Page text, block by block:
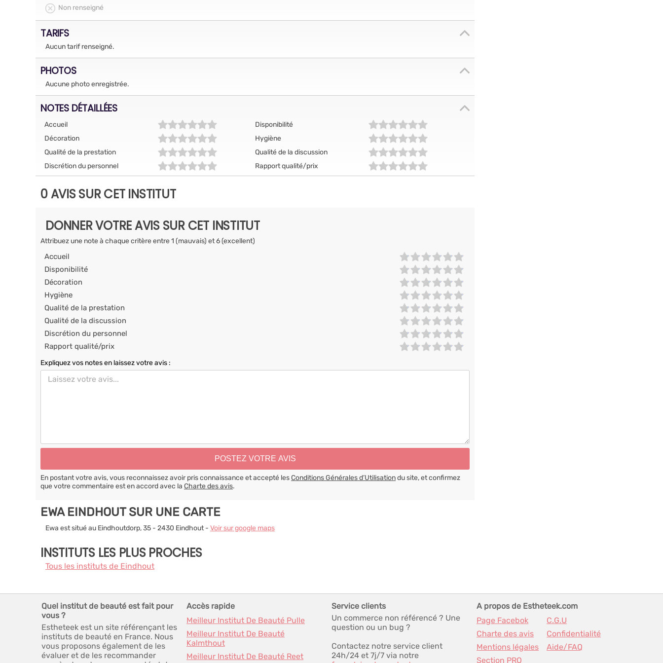
Non renseigné
TARIFS
Aucun tarif renseigné.
PHOTOS
Aucune photo enregistrée.
NOTES DÉTAILLÉES
Accueil
Disponibilité
Décoration
Hygiène
Qualité de la prestation
Qualité de la discussion
Discrétion du personnel
Rapport qualité/prix
0 AVIS SUR CET INSTITUT
DONNER VOTRE AVIS SUR CET INSTITUT
Attribuez une note à chaque critère entre 1 (mauvais) et 6 (excellent)
Accueil
Disponibilité
Décoration
Hygiène
Qualité de la prestation
Qualité de la discussion
Discrétion du personnel
Rapport qualité/prix
Expliquez vos notes en laissez votre avis :
En postant votre avis, vous reconnaissez avoir pris connaissance et accepté lesConditions Générales d’Utilisationdu site, et confirmez
que votre commentaire est en accord avec la Charte des avis.
EWA EINDHOUT SUR UNE CARTE
Ewa est situé au Eindhoutdorp, 35 - 2430 Eindhout - Voir sur google maps
INSTITUTS LES PLUS PROCHES
Tous les instituts de Eindhout
Quel institut de beauté est fait pour
vous ?
Estheteek est un site référençant les
instituts de beauté en France. Nous
vous proposons également de les
évaluer et de les recommander
Accès rapide
Meilleur Institut De Beauté Pulle
Meilleur Institut De Beauté
Kalmthout
Meilleur Institut De Beauté Reet
Service clients
Un commerce non référencé ? Une
question ou un bug ?
Contactez notre service client
24h/24 et 7j/7 via notre
A propos de Estheteek.com
Page Facebok
C.G.U
Charte des avis
Confidentialité
Mentions légales
Aide/FAQ
Section PRO